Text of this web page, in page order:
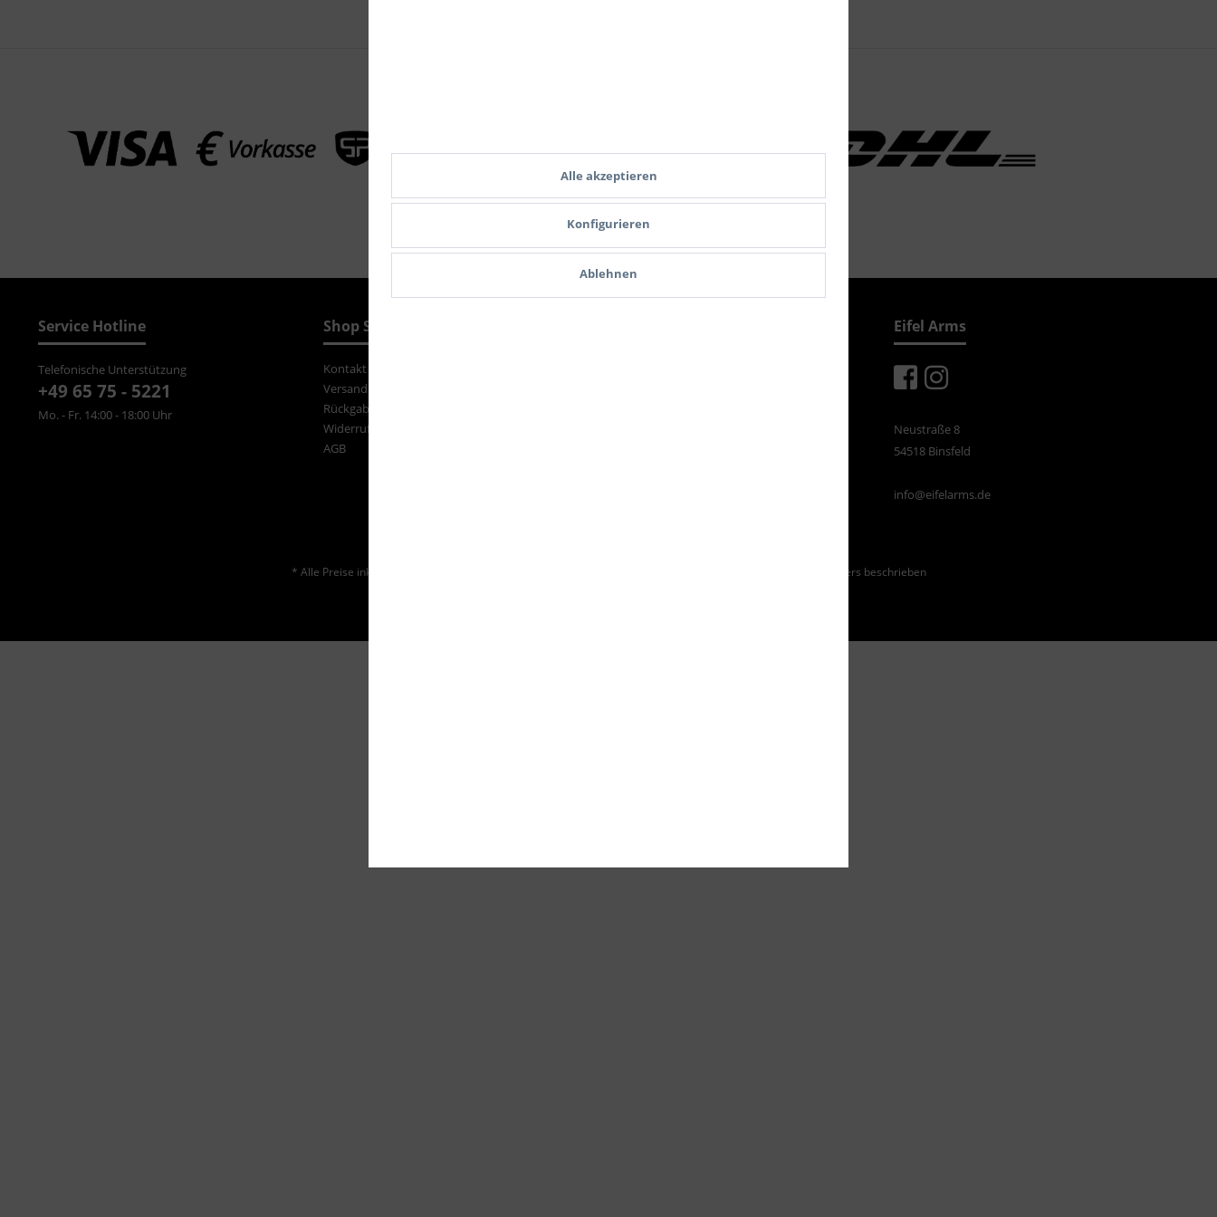
Service Hotline
Telefonische Unterstützung
+49 65 75 - 5221
Mo. - Fr. 14:00 - 18:00 Uhr
Shop Service
Kontakt
Versand und Zahlungsbedingungen
Rückgabe
Widerrufsrecht
AGB
Eifel Arms
Neustraße 8
54518 Binsfeld
info@eifelarms.de
* Alle Preise inkl. gesetzl. Mehrwertsteuer zzgl. und ggf. Nachnahmegebühren, wenn nicht anders beschrieben
Ablehnen
Alle akzeptieren
Konfigurieren